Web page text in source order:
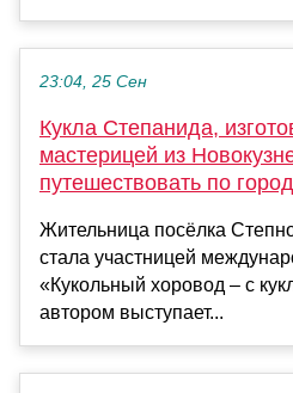
23:04, 25 Сен
Кукла Степанида,
мастерицей из
путешествовать по
Жительница посёлка
стала участницей
«Кукольный хоровод – с
автором выступает...